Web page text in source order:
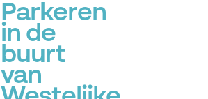
Parkeren
in de
buurt
van